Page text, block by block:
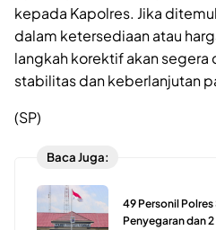
kepada Kapolres. Jika
dalam ketersediaan atau
langkah korektif akan
stabilitas dan keberlanjutan
(SP)
Baca Juga:
49 Personil
Penyegaran dan